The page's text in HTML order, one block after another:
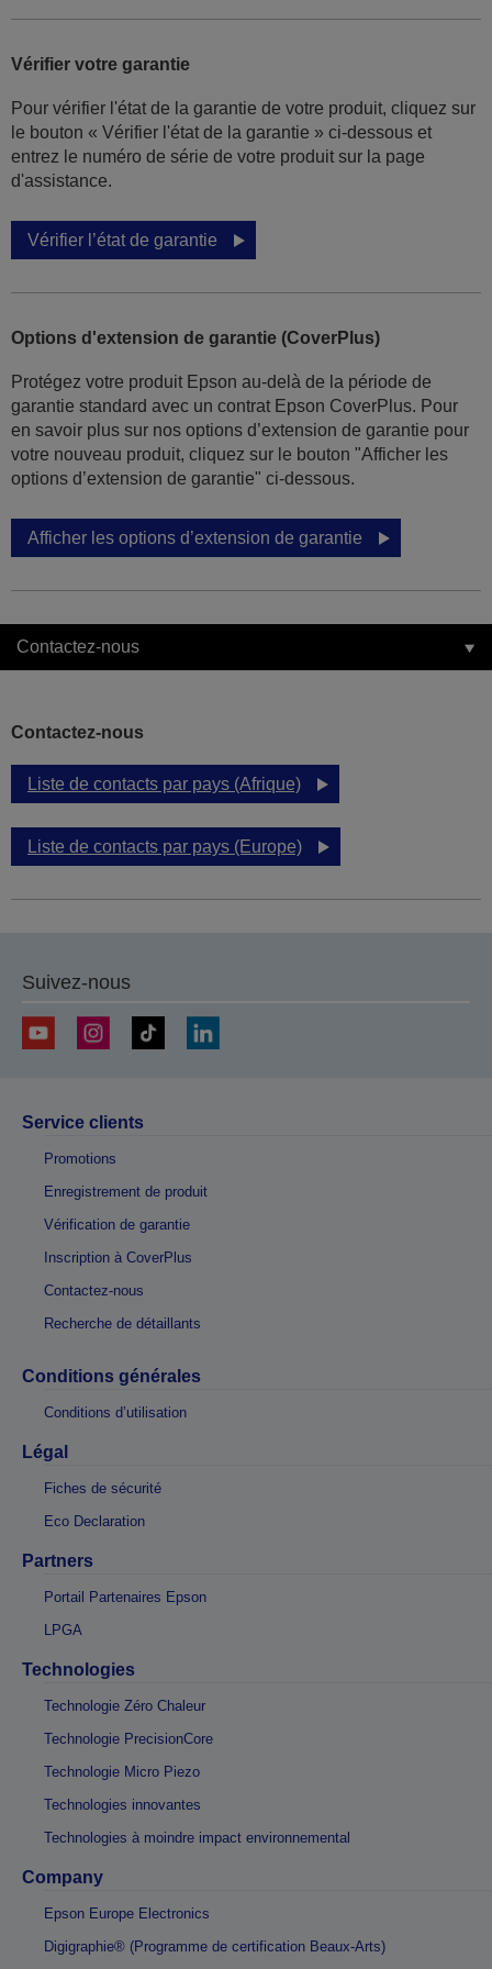
Vérifier votre garantie
Pour vérifier l'état de la garantie de votre produit, cliquez sur
le bouton « Vérifier l'état de la garantie » ci-dessous et
entrez le numéro de série de votre produit sur la page
d'assistance.
Vérifier l’état de garantie
Options d'extension de garantie (CoverPlus)
Protégez votre produit Epson au-delà de la période de
garantie standard avec un contrat Epson CoverPlus. Pour
en savoir plus sur nos options d’extension de garantie pour
votre nouveau produit, cliquez sur le bouton "Afficher les
options d’extension de garantie" ci-dessous.
Afficher les options d’extension de garantie
Contactez-nous
Contactez-nous
Liste de contacts par pays (Afrique)
Liste de contacts par pays (Europe)
Suivez-nous
Service clients
Promotions
Enregistrement de produit
Vérification de garantie
Inscription à CoverPlus
Contactez-nous
Recherche de détaillants
Conditions générales
Conditions d’utilisation
Légal
Fiches de sécurité
Eco Declaration
Partners
Portail Partenaires Epson
LPGA
Technologies
Technologie Zéro Chaleur
Technologie PrecisionCore
Technologie Micro Piezo
Technologies innovantes
Technologies à moindre impact environnemental
Company
Epson Europe Electronics
Digigraphie® (Programme de certification Beaux-Arts)